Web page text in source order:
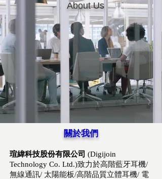
About Us
​關於我們
瑄緯科技股份有限公司 (Digijoin
Technology Co. Ltd.)致力於高階藍牙耳機/
無線通訊/ 太陽能板/高階品質立體耳機/ 電